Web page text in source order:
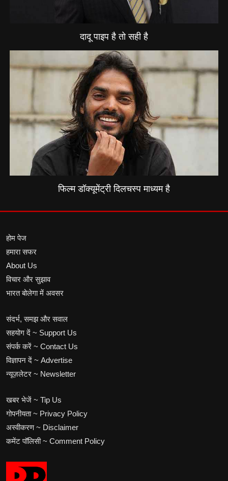
दादू पाइप है तो सही है
फिल्म डॉक्यूमेंट्री दिलचस्प माध्यम है
होम पेज
हमारा सफर
About Us
विचार और सुझाव
भारत बोलेगा में अवसर
संदर्भ, समझ और सवाल
सहयोग दें ~ Support Us
संपर्क करें ~ Contact Us
विज्ञापन दें ~ Advertise
न्यूज़लेटर ~ Newsletter
खबर भेजें ~ Tip Us
गोपनीयता ~ Privacy Policy
अस्वीकरण ~ Disclaimer
कमेंट पॉलिसी ~ Comment Policy